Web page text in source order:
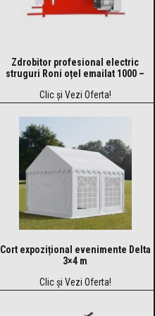
Zdrobitor profesional electric
struguri Roni oțel emailat 1000 –
Clic și Vezi Oferta!
Cort expozițional evenimente Delta
3×4 m
Clic și Vezi Oferta!